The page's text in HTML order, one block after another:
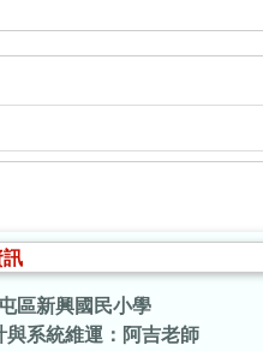
區新興國民小學
系統維運：阿吉老師